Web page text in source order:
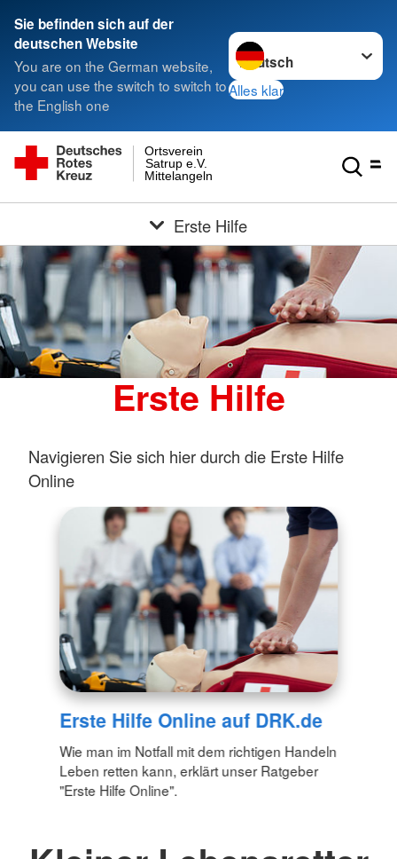
Sie befinden sich auf der
deutschen Website
You are on the German website,
you can use the switch to switch to
the English one
Sprache wechseln zu
Alles klar
Mittelangeln
Satrup e.V.
Ortsverein
Erste Hilfe
Erste Hilfe
Navigieren Sie sich hier durch die Erste Hilfe
Online
Erste Hilfe Online auf DRK.de
Wie man im Notfall mit dem richtigen Handeln
Leben retten kann, erklärt unser Ratgeber
"Erste Hilfe Online".